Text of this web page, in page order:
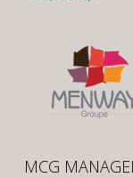
MCG